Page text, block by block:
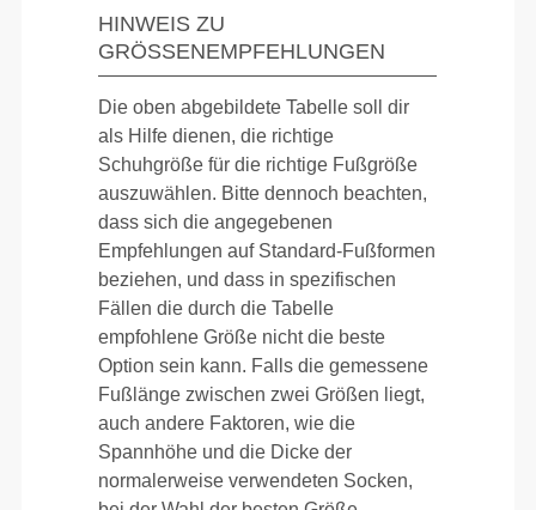
HINWEIS ZU
GRÖSSENEMPFEHLUNGEN
Die oben abgebildete Tabelle soll dir
als Hilfe dienen, die richtige
Schuhgröße für die richtige Fußgröße
auszuwählen. Bitte dennoch beachten,
dass sich die angegebenen
Empfehlungen auf Standard-Fußformen
beziehen, und dass in spezifischen
Fällen die durch die Tabelle
empfohlene Größe nicht die beste
Option sein kann. Falls die gemessene
Fußlänge zwischen zwei Größen liegt,
auch andere Faktoren, wie die
Spannhöhe und die Dicke der
normalerweise verwendeten Socken,